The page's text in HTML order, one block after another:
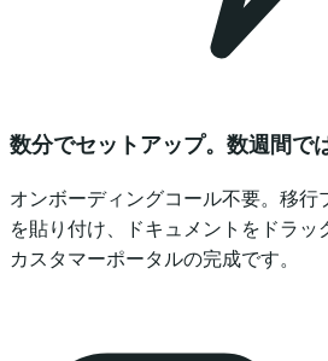
数分でセットアップ。数週間で
オンボーディングコール不要。移行
を貼り付け、ドキュメントをドラッ
カスタマーポータルの完成です。